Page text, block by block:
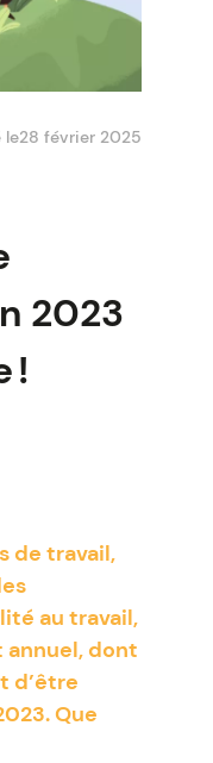
le28 février 2025
2023
!
de travail,
au travail,
annuel, dont
d’être
Que